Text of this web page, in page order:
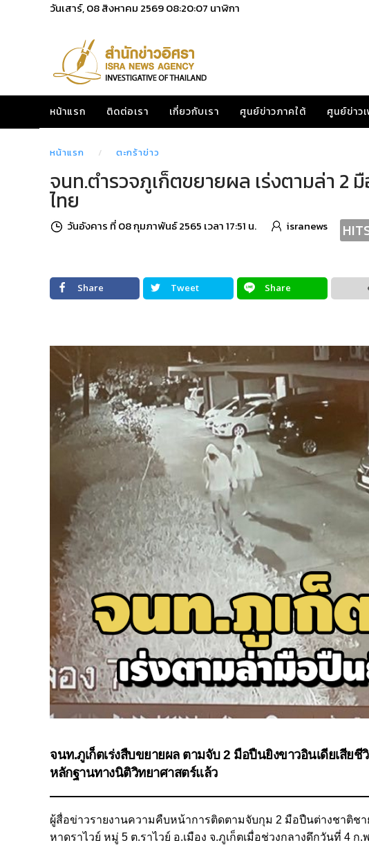
วันเสาร์, 08 สิงหาคม 256908:20:09 นาฬิกา
หน้าแรก ติดต่อเรา เกี่ยวกับเรา ศูนย์ข่าวภาคใต้ ศูนย์ข่าว
หน้าแรก ตะกร้าข่าว
จนท.ตำรวจภูเก็ตขยายผล เร่งตามล่า 2
ไทย
วันอังคาร ที่ 08 กุมภาพันธ์ 2565 เวลา 17:51 น. isranews
Share Tweet Share
จนท.ภูเก็ตเร่งสืบขยายผล ตามจับ 2 มือปืนยิงขาวอินเดียเสีย
หลักฐานทางนิติวิทยาศาสตร์แล้ว
ผู้สื่อข่าวรายงานความคืบหน้าการติดตามจับกุม 2 มือปืนต่างชาติช
หาดราไวย์ หมู่ 5 ต.ราไวย์ อ.เมือง จ.ภูเก็ตเมื่อช่วงกลางดึกวันที่ 4